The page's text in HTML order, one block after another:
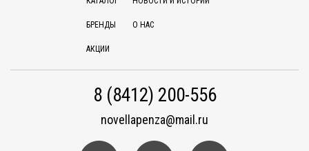
БРЕНДЫ
АКЦИИ
О НАС
8 (8412) 200-556
novellapenza@mail.ru